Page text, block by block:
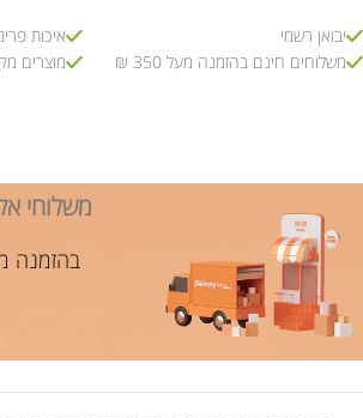
יבואן רשמי
משלוחים חינם בהזמנה מעל 350 ₪
איכות
מוצרים
משלוחי
בהזמנה מעל